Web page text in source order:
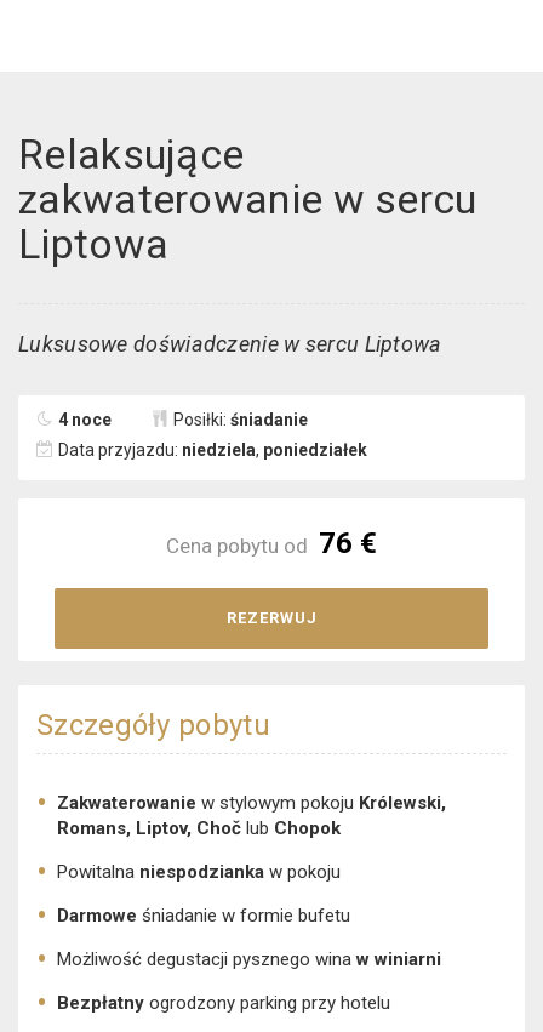
Relaksujące
zakwaterowanie w sercu
Liptowa
Luksusowe doświadczenie w sercu Liptowa
4 noce Posiłki: śniadanie
Data przyjazdu: niedziela, poniedziałek
Cena pobytu od 76 €
REZERWUJ
Szczegóły pobytu
Zakwaterowanie w stylowym pokoju Królewski,
Romans, Liptov, Choč lub Chopok
Powitalna niespodzianka w pokoju
Darmowe śniadanie w formie bufetu
Możliwość degustacji pysznego winaw winiarni
Bezpłatny ogrodzony parking przy hotelu